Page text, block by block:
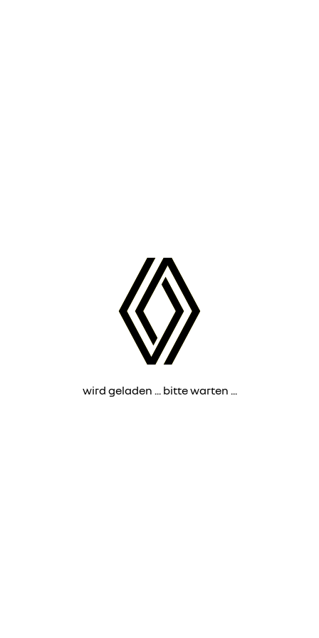
wird geladen ... bitte warten ...